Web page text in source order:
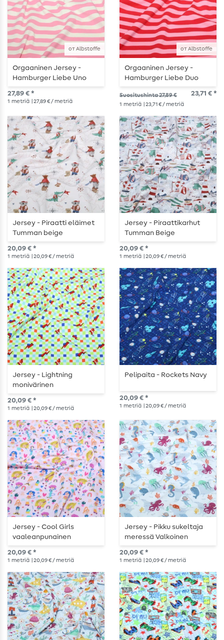
от Albstoffe
Orgaaninen Jersey -
Hamburger Liebe Uno
Kesäraidat Ecru
Vaaleanpunainen
27,89 € *
1 metriä | 27,89 € / metriä
от Albstoffe
Orgaaninen Jersey -
Hamburger Liebe Duo
Kesäraidat
Vaaleanpunainen
Punainen
Suositushinta 27,89 € 23,71 € *
1 metriä | 23,71 € / metriä
Jersey - Piraatti eläimet
Tumman beige
20,09 € *
1 metriä | 20,09 € / metriä
Jersey - Piraattikarhut
Tumman Beige
20,09 € *
1 metriä | 20,09 € / metriä
Jersey - Lightning
monivärinen
20,09 € *
1 metriä | 20,09 € / metriä
Pelipaita - Rockets Navy
20,09 € *
1 metriä | 20,09 € / metriä
Jersey - Cool Girls
vaaleanpunainen
20,09 € *
1 metriä | 20,09 € / metriä
Jersey - Pikku sukeltaja
meressä Valkoinen
20,09 € *
1 metriä | 20,09 € / metriä